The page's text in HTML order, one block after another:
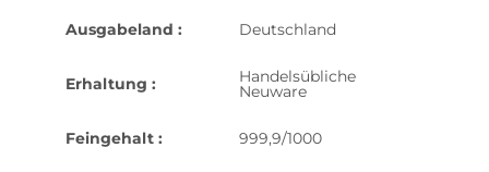
Ausgabeland : Deutschland
Erhaltung : Handelsübliche
Neuware
Feingehalt : 999,9/1000